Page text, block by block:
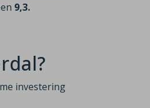
9,3.
investering